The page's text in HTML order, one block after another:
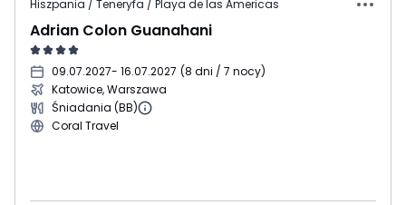
Hiszpania / Teneryfa / Playa de las Americas
Adrian Colon Guanahani
09.07.2027- 16.07.2027 (8 dni / 7 nocy)
Katowice, Warszawa
Śniadania (BB)
Coral Travel